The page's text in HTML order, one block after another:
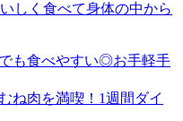
しく食べて身体の中から
も食べやすい◎お手軽手
ね肉を満喫！1週間ダイ